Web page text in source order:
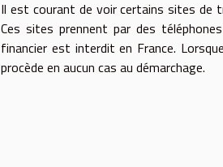
Il est courant de voir certains sites de
Ces sites prennent par des
financier est interdit en France.
procède en aucun cas au démarchage.